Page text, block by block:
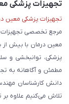
تجهیزات پزشکی
تجهیزات پزشکی معین
مرجع تخصصی تجهیزات
معین درمان با بیش
پزشکی، توانبخشی و
مطمئن و آگاهانه به
دانش کارشناسان
تلاش می‌کنیم علاوه بر